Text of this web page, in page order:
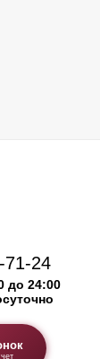
71-24
до 24:00